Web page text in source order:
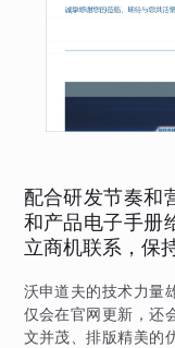
配合研发节奏和
和产品电子手册
立商机联系，保
沃申道夫的技术力量
仅会在官网更新，还
文并茂、排版精美的